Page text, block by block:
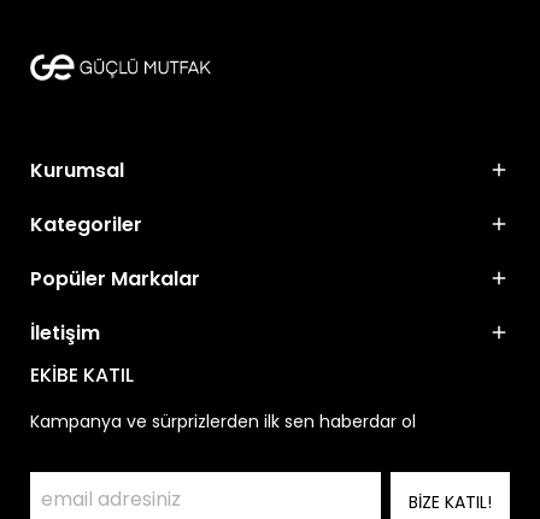
Kurumsal
Kategoriler
Popüler Markalar
İletişim
EKİBE KATIL
Kampanya ve sürprizlerden ilk sen haberdar ol
BİZE KATIL!